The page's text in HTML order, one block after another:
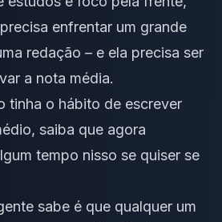
enfrentar um grande
redação – e ela precisa ser
a nota média.
tinha o hábito de escrever
saiba que agora
tempo nisso se quiser se
sabe é que qualquer um